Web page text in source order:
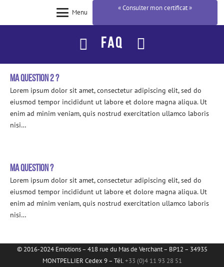
Menu
« Consulter mon certificat »
FAQ
Ma question 2 ?
Lorem ipsum dolor sit amet, consectetur adipiscing elit, sed do
eiusmod tempor incididunt ut labore et dolore magna aliqua. Ut
enim ad minim veniam, quis nostrud exercitation ullamco laboris
nisi…
Ma question ?
Lorem ipsum dolor sit amet, consectetur adipiscing elit, sed do
eiusmod tempor incididunt ut labore et dolore magna aliqua. Ut
enim ad minim veniam, quis nostrud exercitation ullamco laboris
nisi…
© 2016-2024 Emotions – 418 rue du Mas de Verchant – BP12 – 34935
MONTPELLIER Cedex 9 – Tél.+33 (0)4 11 93 28 51